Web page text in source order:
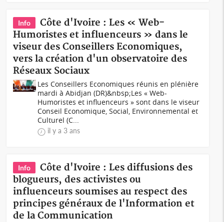
Info
Côte d'Ivoire : Les « Web-
Humoristes et influenceurs » dans le
viseur des Conseillers Economiques,
vers la création d'un observatoire des
Réseaux Sociaux
Les Conseillers Economiques réunis en plénière
mardi à Abidjan (DR)&nbsp;Les « Web-
Humoristes et influenceurs » sont dans le viseur
Conseil Economique, Social, Environnemental et
Culturel (C...
il y a 3 ans
Info
Côte d'Ivoire : Les diffusions des
blogueurs, des activistes ou
influenceurs soumises au respect des
principes généraux de l'Information et
de la Communication